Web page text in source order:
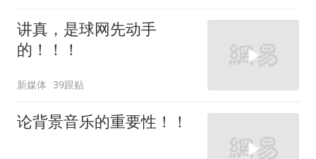
讲真，是球网先动手
的！！！
新媒体 39跟贴
论背景音乐的重要性！！